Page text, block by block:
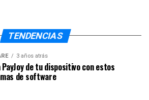
TENDENCIAS
3 años atrás
PayJoy de tu dispositivo con estos
de software